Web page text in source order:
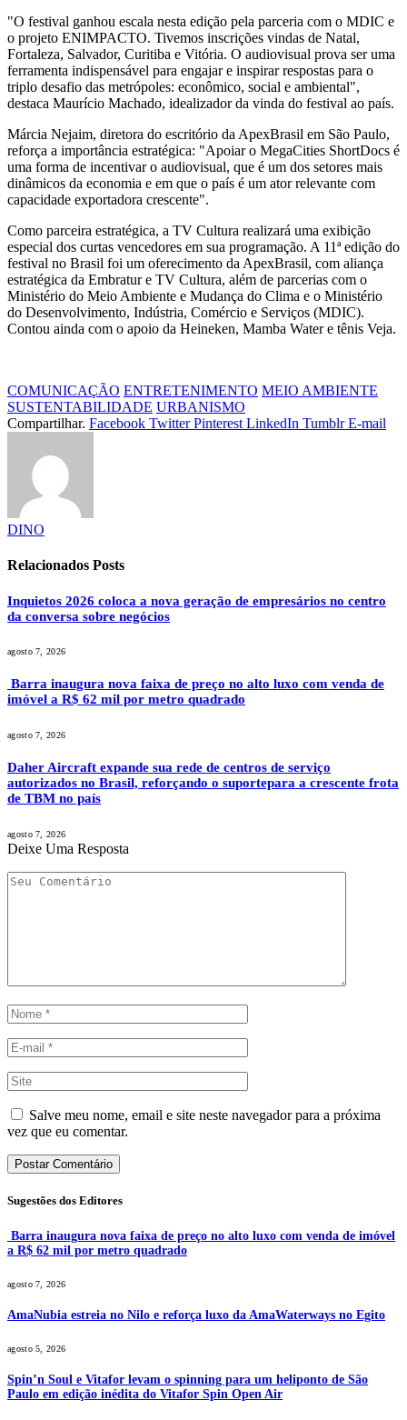
"O festival ganhou escala nesta edição pela parceria com o MDIC e
o projeto ENIMPACTO. Tivemos inscrições vindas de Natal,
Fortaleza, Salvador, Curitiba e Vitória. O audiovisual prova ser uma
ferramenta indispensável para engajar e inspirar respostas para o
triplo desafio das metrópoles: econômico, social e ambiental",
destaca Maurício Machado, idealizador da vinda do festival ao país.
Márcia Nejaim, diretora do escritório da ApexBrasil em São Paulo,
reforça a importância estratégica: "Apoiar o MegaCities ShortDocs é
uma forma de incentivar o audiovisual, que é um dos setores mais
dinâmicos da economia e em que o país é um ator relevante com
capacidade exportadora crescente".
Como parceira estratégica, a TV Cultura realizará uma exibição
especial dos curtas vencedores em sua programação. A 11ª edição do
festival no Brasil foi um oferecimento da ApexBrasil, com aliança
estratégica da Embratur e TV Cultura, além de parcerias com o
Ministério do Meio Ambiente e Mudança do Clima e o Ministério
do Desenvolvimento, Indústria, Comércio e Serviços (MDIC).
Contou ainda com o apoio da Heineken, Mamba Water e tênis Veja.
COMUNICAÇÃO ENTRETENIMENTO MEIO AMBIENTE
SUSTENTABILIDADE URBANISMO
Compartilhar. Facebook Twitter Pinterest LinkedIn Tumblr E-mail
DINO
Relacionados Posts
Inquietos 2026 coloca a nova geração de empresários no centro
da conversa sobre negócios
agosto 7, 2026
Barra inaugura nova faixa de preço no alto luxo com venda de
imóvel a R$ 62 mil por metro quadrado
agosto 7, 2026
Daher Aircraft expande sua rede de centros de serviço
autorizados no Brasil, reforçando o suportepara a crescente frota
de TBM no país
agosto 7, 2026
Deixe Uma Resposta
Salve meu nome, email e site neste navegador para a próxima
vez que eu comentar.
Sugestões dos Editores
Barra inaugura nova faixa de preço no alto luxo com venda de imóvel
a R$ 62 mil por metro quadrado
agosto 7, 2026
AmaNubia estreia no Nilo e reforça luxo da AmaWaterways no Egito
agosto 5, 2026
Spin’n Soul e Vitafor levam o spinning para um heliponto de São
Paulo em edição inédita do Vitafor Spin Open Air